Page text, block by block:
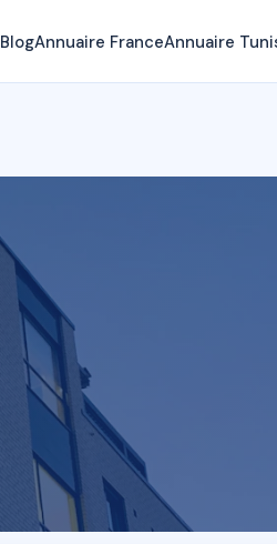
BlogAnnuaire FranceAnnuaire